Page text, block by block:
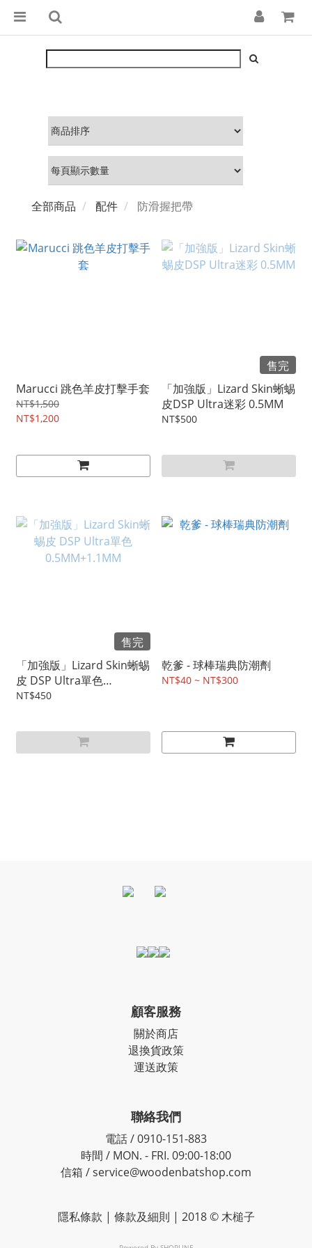
全部商品 配件 防滑握把帶
Marucci 跳色羊皮打擊手套
NT$1,500
NT$1,200
售完
「加強版」Lizard Skin蜥蜴
皮DSP Ultra迷彩 0.5MM
NT$500
售完
「加強版」Lizard Skin蜥蜴
皮 DSP Ultra單色
0.5MM+1.1MM
NT$450
乾爹 - 球棒瑞典防潮劑
NT$40 ~ NT$300
顧客服務
關於商店
退換貨政策
運送政策
聯絡我們
電話 / 0910-151-883
時間 / MON. - FRI. 09:00-18:00
信箱 / service@woodenbatshop.com
隱私條款 | 條款及細則 | 2018 ©木槌子